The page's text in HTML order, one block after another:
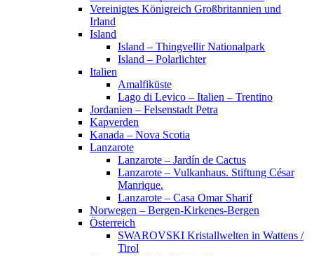
Vereinigtes Königreich Großbritannien und
Irland
Island
Island – Thingvellir Nationalpark
Island – Polarlichter
Italien
Amalfiküste
Lago di Levico – Italien – Trentino
Jordanien – Felsenstadt Petra
Kapverden
Kanada – Nova Scotia
Lanzarote
Lanzarote – Jardín de Cactus
Lanzarote – Vulkanhaus. Stiftung César
Manrique.
Lanzarote – Casa Omar Sharif
Norwegen – Bergen-Kirkenes-Bergen
Österreich
SWAROVSKI Kristallwelten in Wattens /
Tirol